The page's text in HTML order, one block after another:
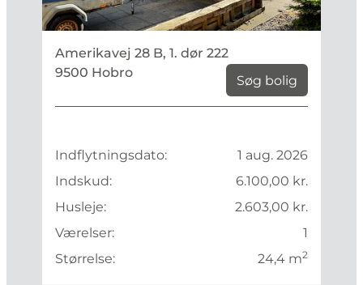
Amerikavej 28 B, 1. dør 222
9500 Hobro
Søg bolig
Indflytningsdato:
1 aug. 2026
Indskud:
6.100,00 kr.
Husleje:
2.603,00 kr.
Værelser:
1
Størrelse:
24,4 m2